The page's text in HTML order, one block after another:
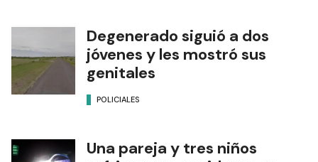
Degenerado siguió a dos
jóvenes y les mostró sus
genitales
POLICIALES
Una pareja y tres niños